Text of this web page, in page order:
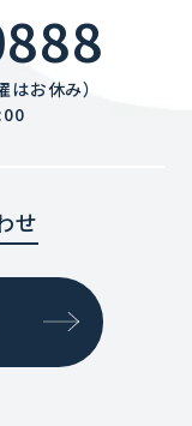
お休み）
せ